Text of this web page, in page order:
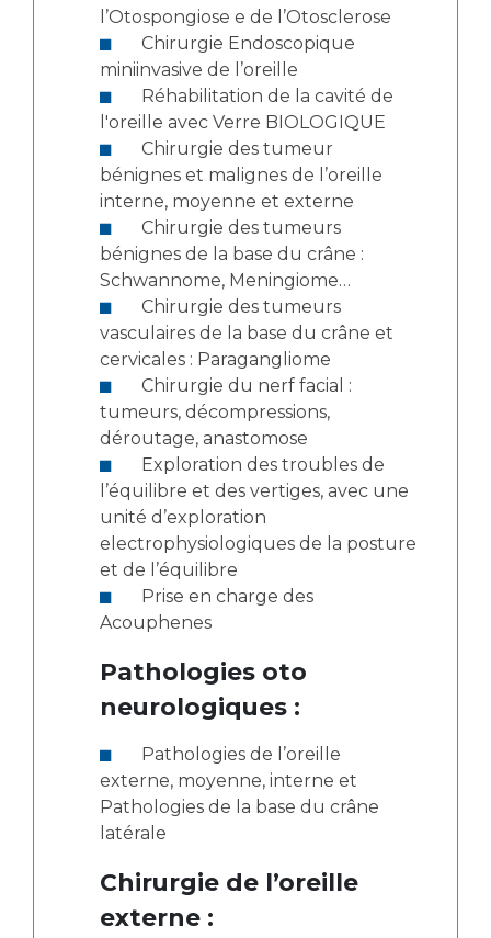
l’Otospongiose e de l’Otosclerose
miniinvasive de l’oreille
l'oreille avec Verre BIOLOGIQUE
bénignes et malignes de l’oreille
interne, moyenne et externe
bénignes de la base du crâne :
Schwannome, Meningiome…
vasculaires de la base du crâne et
cervicales : Paragangliome
tumeurs, décompressions,
déroutage, anastomose
l’équilibre et des vertiges, avec une
unité d’exploration
electrophysiologiques de la posture
et de l’équilibre
Acouphenes
Pathologies oto
neurologiques :
externe, moyenne, interne et
Pathologies de la base du crâne
latérale
Chirurgie de l’oreille
externe :